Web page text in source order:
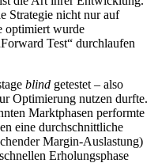
Strategie nicht nur auf
optimiert wurde
Test“ durchlaufen
blind getestet – also
Optimierung nutzen durfte.
Marktphasen performte
eine durchschnittliche
Margin-Auslastung)
Erholungsphase